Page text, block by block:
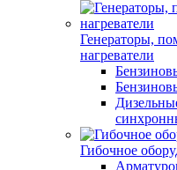
Генераторы,
нагреватели
Гибочное